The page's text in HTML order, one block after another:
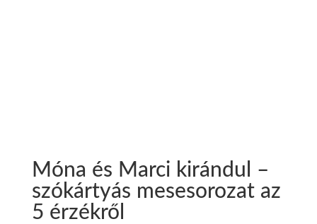
Móna és Marci kirándul –
szókártyás mesesorozat az
5 érzékről